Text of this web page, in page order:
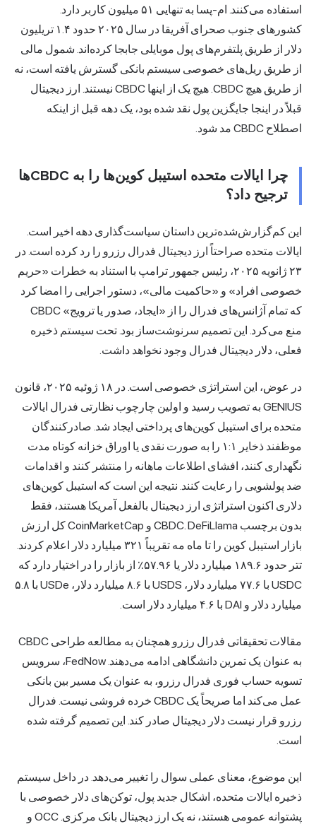
استفاده می‌کنند. ام-پسا به تنهایی ۵۱ میلیون کاربر دارد.
کشورهای جنوب صحرای آفریقا در سال ۲۰۲۵ حدود ۱.۴ تریلیون
دلار از طریق پلتفرم‌های پول موبایلی جابجا کرده‌اند. شمول مالی
از طریق ریل‌های خصوصی سیستم بانکی گسترش یافته است، نه
از طریق هیچ CBDC. هیچ یک از اینها CBDC نیستند. ارز دیجیتال
قبلاً در اینجا جایگزین پول نقد شده بود، یک دهه قبل از اینکه
اصطلاح CBDC مد شود.
چرا ایالات متحده استیبل کوین‌ها را به CBDCها
ترجیح داد؟
این کم‌گزارش‌شده‌ترین داستان سیاست‌گذاری دهه اخیر است.
ایالات متحده صراحتاً ارز دیجیتال فدرال رزرو را رد کرده است. در
۲۳ ژانویه ۲۰۲۵، رئیس جمهور ترامپ با استناد به خطرات «حریم
خصوصی افراد» و «حاکمیت مالی»، دستور اجرایی را امضا کرد
که تمام آژانس‌های فدرال را از «ایجاد، صدور یا ترویج» CBDC
منع می‌کرد. این تصمیم سرنوشت‌ساز بود. تحت سیستم ذخیره
فعلی، دلار دیجیتال فدرال وجود نخواهد داشت.
در عوض، این استراتژی خصوصی است. در ۱۸ ژوئیه ۲۰۲۵، قانون
GENIUS به تصویب رسید و اولین چارچوب نظارتی فدرال ایالات
متحده برای استیبل کوین‌های پرداختی ایجاد شد. صادرکنندگان
موظفند ذخایر ۱:۱ را به صورت نقدی یا اوراق خزانه کوتاه مدت
نگهداری کنند، افشای اطلاعات ماهانه را منتشر کنند و اقدامات
ضد پولشویی را رعایت کنند. نتیجه این است که استیبل کوین‌های
دلاری اکنون استراتژی ارز دیجیتال بالفعل آمریکا هستند، فقط
بدون برچسب CBDC. DeFiLlama و CoinMarketCap کل ارزش
بازار استیبل کوین را تا ماه مه تقریباً ۳۲۱ میلیارد دلار اعلام کردند.
تتر حدود ۱۸۹.۶ میلیارد دلار یا ۵۷.۹۶٪ از بازار را در اختیار دارد که
USDC با ۷۷.۶ میلیارد دلار، USDS با ۸.۶ میلیارد دلار، USDe با ۵.۸
میلیارد دلار و DAI با ۴.۶ میلیارد دلار است.
مقالات تحقیقاتی فدرال رزرو همچنان به مطالعه طراحی CBDC
به عنوان یک تمرین دانشگاهی ادامه می‌دهند. FedNow، سرویس
تسویه حساب فوری فدرال رزرو، به عنوان یک مسیر بین بانکی
عمل می‌کند اما صریحاً یک CBDC خرده فروشی نیست. فدرال
رزرو قرار نیست دلار دیجیتال صادر کند. این تصمیم گرفته شده
است.
این موضوع، معنای عملی سوال را تغییر می‌دهد. در داخل سیستم
ذخیره ایالات متحده، اشکال جدید پول، توکن‌های دلار خصوصی با
پشتوانه عمومی هستند، نه یک ارز دیجیتال بانک مرکزی. OCC و